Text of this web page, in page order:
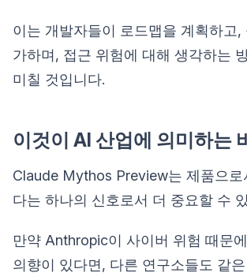
이는 개발자들이 로드맵을 계획하고,
가하며, 접근 위험에 대해 생각하는
미칠 것입니다.
이것이 AI 산업에 의미하는
Claude Mythos Preview는 제품으로
다는 하나의 신호로서 더 중요할 수
만약 Anthropic이 사이버 위험 때문
의향이 있다면, 다른 연구소들도 같